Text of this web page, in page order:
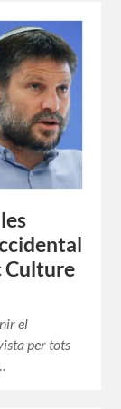
Culture
el
per tots